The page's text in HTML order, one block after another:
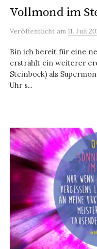
Vollmond im
Veröffentlicht am 11. Juli
Bin ich bereit für eine
erstrahlt ein weiterer
Steinbock) als
Uhr s...